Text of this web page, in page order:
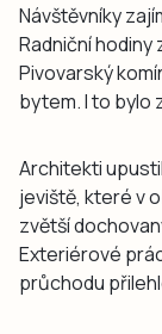
Návštěvníky
Radniční hodiny
Pivovarský
bytem. I to bylo
Architekti
jeviště, které v
zvětší
Exteriérové
průchodu